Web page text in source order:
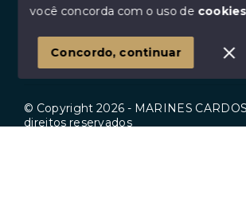
Youtube
© Copyright 2026 - MARINES
direitos reservados
você concorda com o uso de cookies
Concordo, continuar